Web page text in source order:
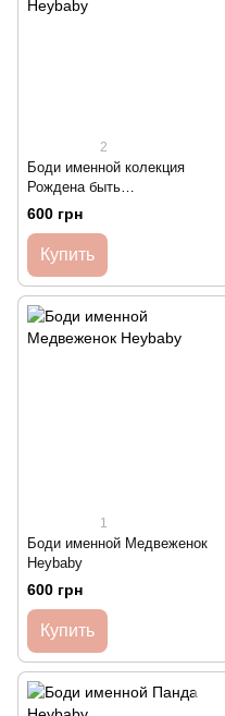
2
Боди именной колекция
Рождена быть
свободной+колоски Heybaby
600 грн
Купить
1
Боди именной Медвеженок
Heybaby
600 грн
Купить